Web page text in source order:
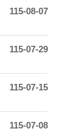
115-08-07
115-07-29
115-07-15
115-07-08